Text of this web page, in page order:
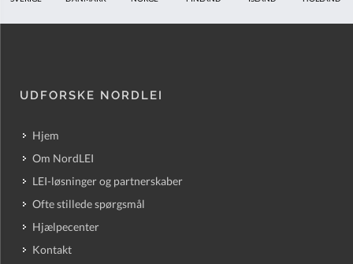
UDFORSKE NORDLEI
Hjem
Om NordLEI
LEI-løsninger og partnerskaber
Ofte stillede spørgsmål
Hjælpecenter
Kontakt